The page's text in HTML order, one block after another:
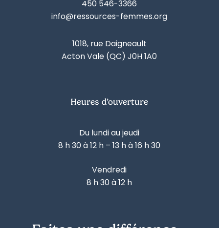
450 546-3366
info@ressources-femmes.org
1018, rue Daigneault
Acton Vale (QC) J0H 1A0
Heures d’ouverture
Du lundi au jeudi
8 h 30 à 12 h – 13 h à 16 h 30
Vendredi
8 h 30 à 12 h